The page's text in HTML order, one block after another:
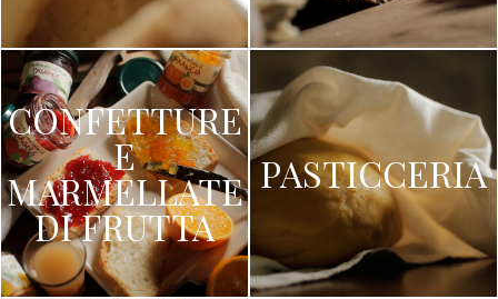
CONFETTURE
E
MARMELLATE
DI FRUTTA
PASTICCERIA